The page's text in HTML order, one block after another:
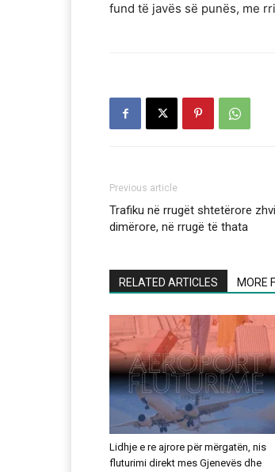
fund të javës së punës, me
Previous article
Trafiku në rrugët shtetërore
dimërore, në rrugë të thata
RELATED ARTICLES MORE
Lidhje e re ajrore për mërgatën, nis
fluturimi direkt mes Gjenevës dhe